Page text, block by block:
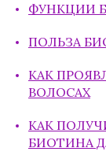
ФУНКЦИИ
ПОЛЬЗА
КАК
ВОЛОСАХ
КАК
БИОТИНА